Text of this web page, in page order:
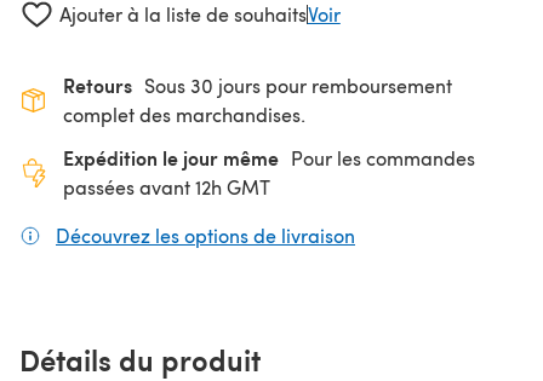
Ajouter à la liste de souhaitsVoir
Retours Sous 30 jours pour remboursement
complet des marchandises.
Expédition le jour même Pour les commandes
passées avant 12h GMT
Découvrez les options de livraison
Détails du produit